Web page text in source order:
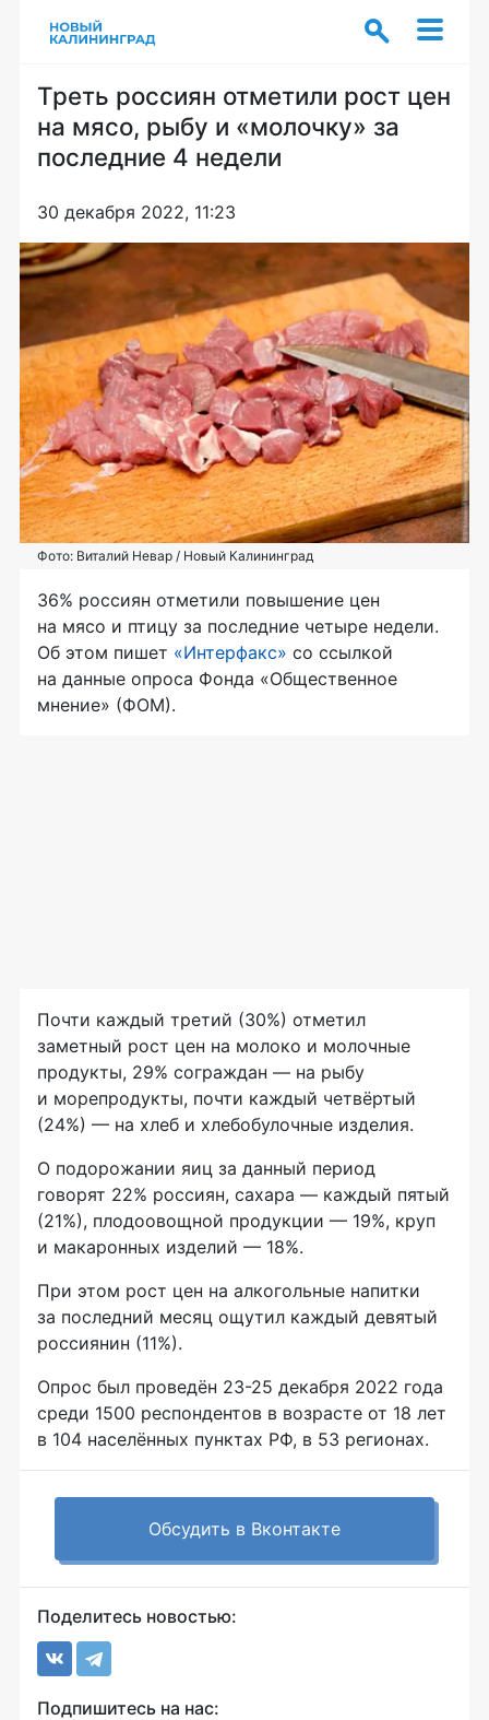
Треть россиян отметили рост цен
на мясо, рыбу и «молочку» за
последние 4 недели
30 декабря 2022, 11:23
Фото: Виталий Невар / Новый Калининград
36% россиян отметили повышение цен
на мясо и птицу за последние четыре недели.
Об этом пишет «Интерфакс» со ссылкой
на данные опроса Фонда «Общественное
мнение» (ФОМ).
Почти каждый третий (30%) отметил
заметный рост цен на молоко и молочные
продукты, 29% сограждан — на рыбу
и морепродукты, почти каждый четвёртый
(24%) — на хлеб и хлебобулочные изделия.
О подорожании яиц за данный период
говорят 22% россиян, сахара — каждый пятый
(21%), плодоовощной продукции — 19%, круп
и макаронных изделий — 18%.
При этом рост цен на алкогольные напитки
за последний месяц ощутил каждый девятый
россиянин (11%).
Опрос был проведён 23-25 декабря 2022 года
среди 1500 респондентов в возрасте от 18 лет
в 104 населённых пунктах РФ, в 53 регионах.
Обсудить в Вконтакте
Поделитесь новостью:
Подпишитесь на нас: